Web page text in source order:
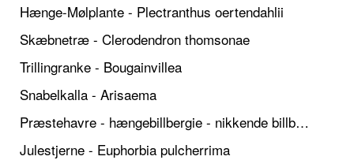
Hænge-Mølplante - Plectranthus oertendahlii
Skæbnetræ - Clerodendron thomsonae
Trillingranke - Bougainvillea
Snabelkalla - Arisaema
Præstehavre - hængebillbergie - nikkende billbergie
Julestjerne - Euphorbia pulcherrima